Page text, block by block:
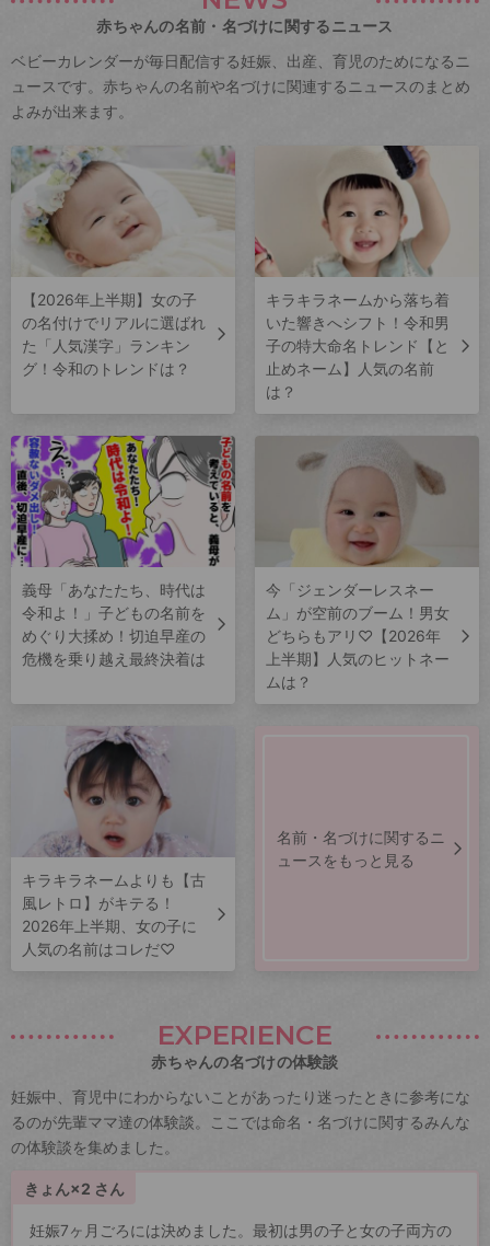
赤ちゃんの名前・名づけに関するニュース
ベビーカレンダーが毎日配信する妊娠、出産、育児のためになるニ
ュースです。赤ちゃんの名前や名づけに関連するニュースのまとめ
よみが出来ます。
【2026年上半期】女の子
の名付けでリアルに選ばれ
た「人気漢字」ランキン
グ！令和のトレンドは？
キラキラネームから落ち着
いた響きへシフト！令和男
子の特大命名トレンド【と
止めネーム】人気の名前
は？
義母「あなたたち、時代は
令和よ！」子どもの名前を
めぐり大揉め！切迫早産の
危機を乗り越え最終決着は
今「ジェンダーレスネー
ム」が空前のブーム！男女
どちらもアリ♡【2026年
上半期】人気のヒットネー
ムは？
キラキラネームよりも【古
風レトロ】がキテる！
2026年上半期、女の子に
人気の名前はコレだ♡
名前・名づけに関するニ
ュースをもっと見る
EXPERIENCE
赤ちゃんの名づけの体験談
妊娠中、育児中にわからないことがあったり迷ったときに参考にな
るのが先輩ママ達の体験談。ここでは命名・名づけに関するみんな
の体験談を集めました。
きょん×2 さん
妊娠7ヶ月ごろには決めました。最初は男の子と女の子両方の